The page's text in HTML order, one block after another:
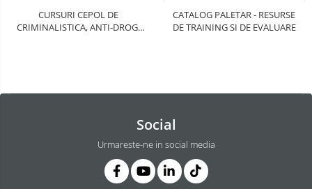
CURSURI CEPOL DE
CRIMINALISTICA, ANTI-DROG,
CATALOG PALETAR - RESURSE
DE TRAINING SI DE EVALUARE
Social
Urmareste-ne in social media